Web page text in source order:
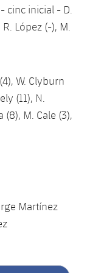
cinc inicial - D.
López (-), M.
W. Clyburn
(11), N.
(8), M. Cale (3),
Martínez